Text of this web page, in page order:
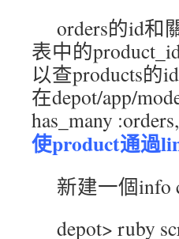
orders的id和
表中的
以查products的
在depot/app/
has_many :orders,
使product通過
新建一個info
depot> ruby